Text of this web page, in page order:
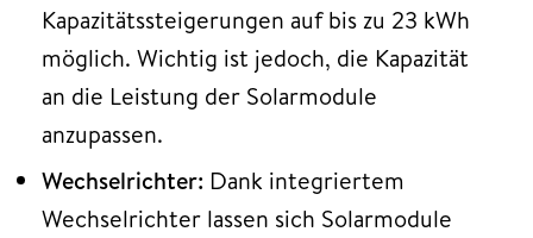
Kapazitätssteigerungen auf bis zu 23 kWh
möglich. Wichtig ist jedoch, die Kapazität
an die Leistung der Solarmodule
anzupassen.
Wechselrichter: Dank integriertem
Wechselrichter lassen sich Solarmodule